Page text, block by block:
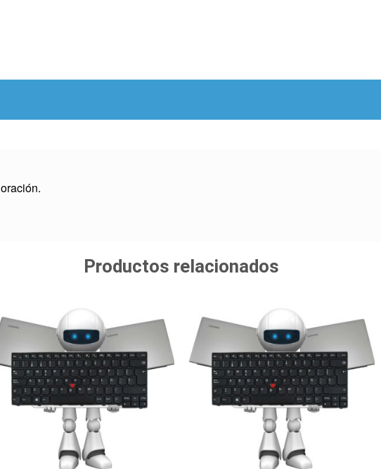
Productos relacionados